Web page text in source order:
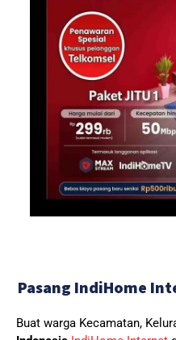
Pasang IndiHome
Buat warga Kecamatan,